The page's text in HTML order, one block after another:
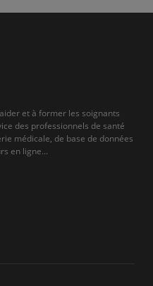
et à former les soignants
des professionnels de santé
médicale, de base de données
en ligne...